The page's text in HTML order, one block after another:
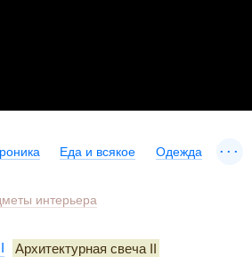
Еда и всякое Одежда ...
интерьера
Архитектурная свеча II